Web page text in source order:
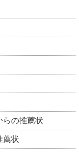
らの推薦状
薦状